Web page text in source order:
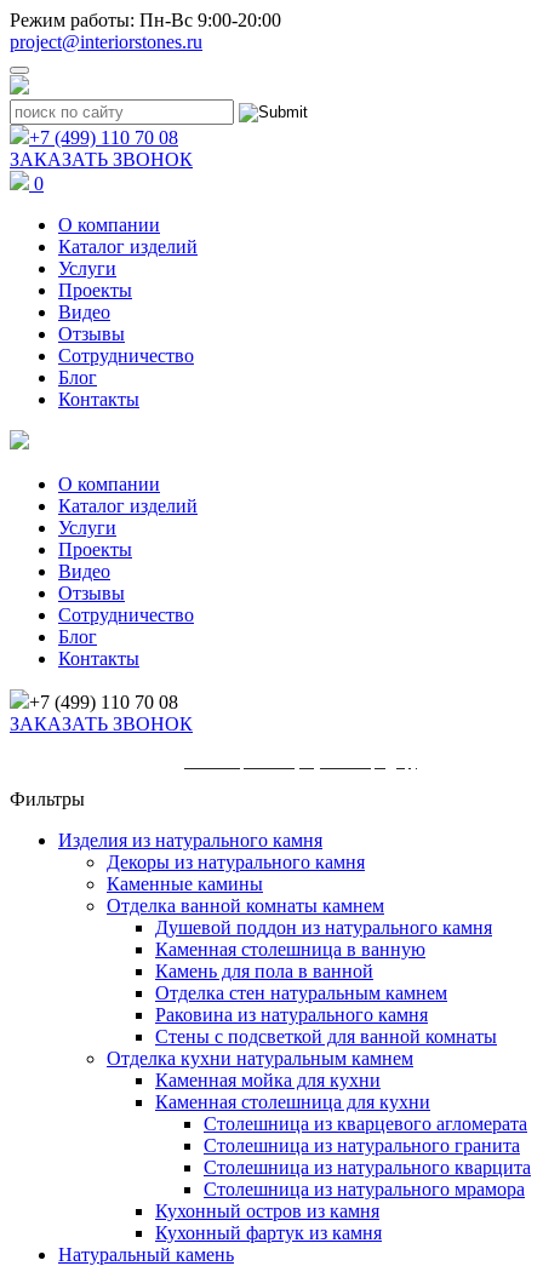
Режим работы: Пн-Вс 9:00-20:00
project@interiorstones.ru
+7 (499) 110 70 08
ЗАКАЗАТЬ ЗВОНОК
0
О компании
Каталог изделий
Услуги
Проекты
Видео
Отзывы
Сотрудничество
Блог
Контакты
О компании
Каталог изделий
Услуги
Проекты
Видео
Отзывы
Сотрудничество
Блог
Контакты
+7 (499) 110 70 08
ЗАКАЗАТЬ ЗВОНОК
Фильтры
Изделия из натурального камня
Декоры из натурального камня
Каменные камины
Отделка ванной комнаты камнем
Душевой поддон из натурального камня
Каменная столешница в ванную
Камень для пола в ванной
Отделка стен натуральным камнем
Раковина из натурального камня
Стены с подсветкой для ванной комнаты
Отделка кухни натуральным камнем
Каменная мойка для кухни
Каменная столешница для кухни
Столешница из кварцевого агломерата
Столешница из натурального гранита
Столешница из натурального кварцита
Столешница из натурального мрамора
Кухонный остров из камня
Кухонный фартук из камня
Натуральный камень